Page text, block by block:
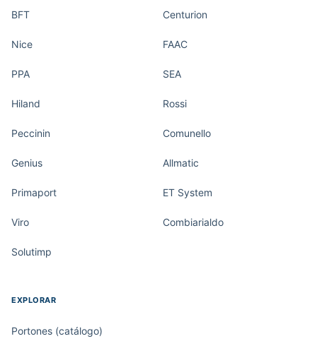
BFT Centurion
Nice FAAC
PPA SEA
Hiland Rossi
Peccinin Comunello
Genius Allmatic
Primaport ET System
Viro Combiarialdo
Solutimp
EXPLORAR
Portones (catálogo)